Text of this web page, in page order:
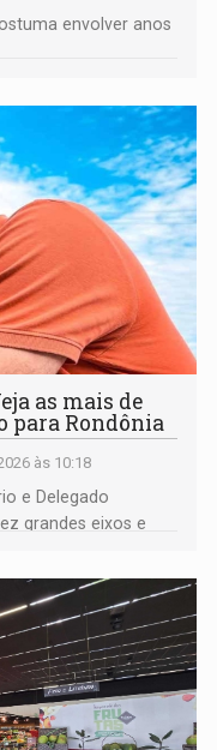
envolver anos
as mais de
para Rondônia
às 10:18
e Delegado
grandes eixos e